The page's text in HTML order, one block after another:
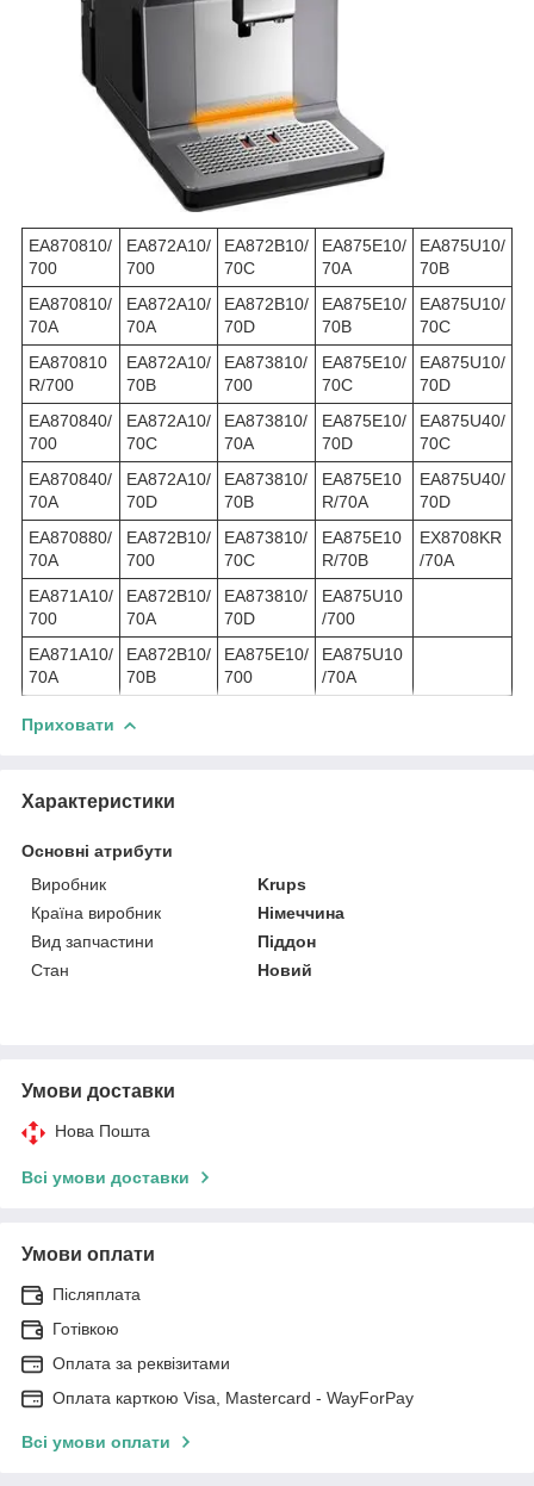
EA870810/
700
EA872A10/
700
EA872B10/
70C
EA875E10/
70A
EA875U10/
70B
EA870810/
70A
EA872A10/
70A
EA872B10/
70D
EA875E10/
70B
EA875U10/
70C
EA870810
R/700
EA872A10/
70B
EA873810/
700
EA875E10/
70C
EA875U10/
70D
EA870840/
700
EA872A10/
70C
EA873810/
70A
EA875E10/
70D
EA875U40/
70C
EA870840/
70A
EA872A10/
70D
EA873810/
70B
EA875E10
R/70A
EA875U40/
70D
EA870880/
70A
EA872B10/
700
EA873810/
70C
EA875E10
R/70B
EX8708KR
/70A
EA871A10/
700
EA872B10/
70A
EA873810/
70D
EA875U10
/700
EA871A10/
70A
EA872B10/
70B
EA875E10/
700
EA875U10
/70A
Приховати
Характеристики
Основні атрибути
Виробник
Krups
Країна виробник
Німеччина
Вид запчастини
Піддон
Стан
Новий
Умови доставки
Нова Пошта
Всі умови доставки
Умови оплати
Післяплата
Готівкою
Оплата за реквізитами
Оплата карткою Visa, Mastercard - WayForPay
Всі умови оплати